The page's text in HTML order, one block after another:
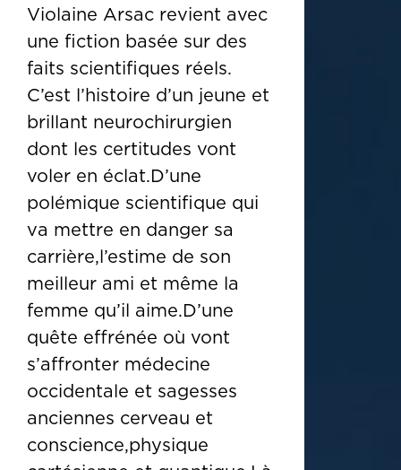
Violaine Arsac revient avec
une fiction basée sur des
faits scientifiques réels.
C’est l’histoire d’un jeune et
brillant neurochirurgien
dont les certitudes vont
voler en éclat.D’une
polémique scientifique qui
va mettre en danger sa
carrière,l’estime de son
meilleur ami et même la
femme qu’il aime.D’une
quête effrénée où vont
s’affronter médecine
occidentale et sagesses
anciennes cerveau et
conscience,physique